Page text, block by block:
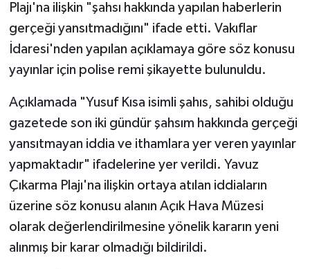
Plajı'na ilişkin "şahsı hakkında yapılan haberlerin
gerçeği yansıtmadığını" ifade etti. Vakıflar
İdaresi'nden yapılan açıklamaya göre söz konusu
yayınlar için polise remi şikayette bulunuldu.
Açıklamada "Yusuf Kısa isimli şahıs, sahibi olduğu
gazetede son iki gündür şahsım hakkında gerçeği
yansıtmayan iddia ve ithamlara yer veren yayınlar
yapmaktadır" ifadelerine yer verildi. Yavuz
Çıkarma Plajı'na ilişkin ortaya atılan iddiaların
üzerine söz konusu alanın Açık Hava Müzesi
olarak değerlendirilmesine yönelik kararın yeni
alınmış bir karar olmadığı bildirildi.